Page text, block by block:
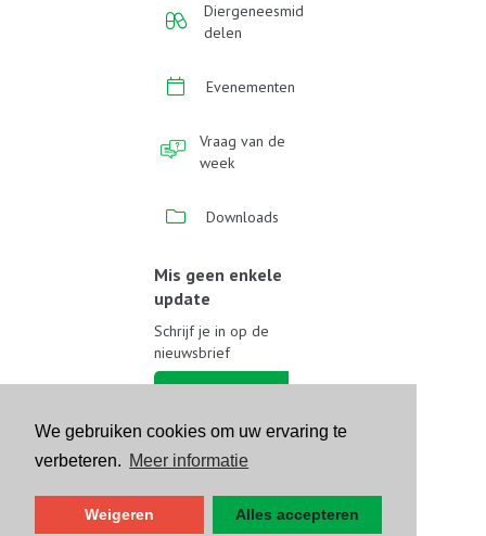
We gebruiken cookies om uw ervaring te
verbeteren. Meer informatie
Weigeren Alles accepteren
Diergeneesmid
delen
Evenementen
Vraag van de
week
Downloads
Mis geen enkele
update
Schrijf je in op de
nieuwsbrief
Volg ons op sociale media